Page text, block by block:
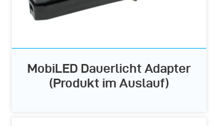
MobiLED Dauerlicht Adapter
(Produkt im Auslauf)